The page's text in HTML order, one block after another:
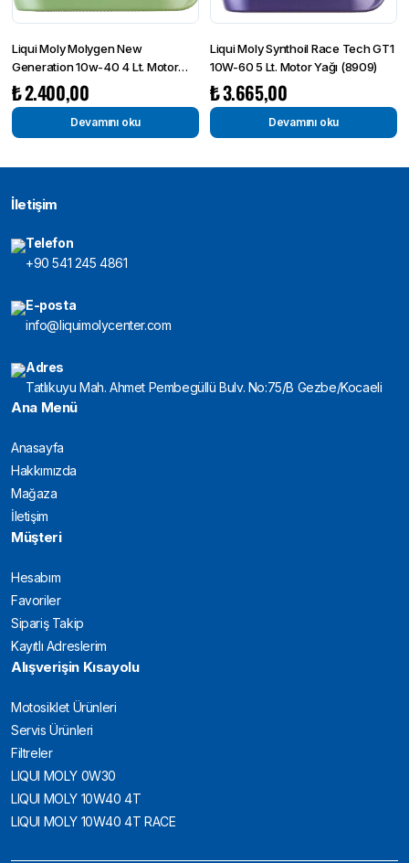
Liqui Moly Molygen New
Generation 10w-40 4 Lt. Motor
Yağı (8538)
₺2.400,00
Devamını oku
Liqui Moly Synthoil Race Tech GT1
10W-60 5 Lt. Motor Yağı (8909)
₺3.665,00
Devamını oku
İletişim
Telefon
+90 541 245 4861
E-posta
info@liquimolycenter.com
Adres
Tatlıkuyu Mah. Ahmet Pembegüllü Bulv. No:75/B Gezbe/Kocaeli
Ana Menü
Anasayfa
Hakkımızda
Mağaza
İletişim
Müşteri
Hesabım
Favoriler
Sipariş Takip
Kayıtlı Adreslerim
Alışverişin Kısayolu
Motosiklet Ürünleri
Servis Ürünleri
Filtreler
LIQUI MOLY 0W30
LIQUI MOLY 10W40 4T
LIQUI MOLY 10W40 4T RACE